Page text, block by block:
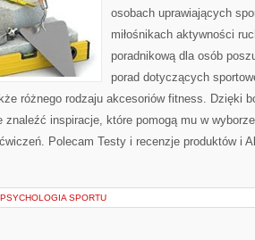
osobach uprawiających
miłośnikach aktywności
poradnikową dla osób
porad dotyczących
różnego rodzaju akcesoriów fitness. Dzięki
znaleźć inspiracje, które pomogą mu w
Polecam Testy i recenzje produktów i
PSYCHOLOGIA SPORTU